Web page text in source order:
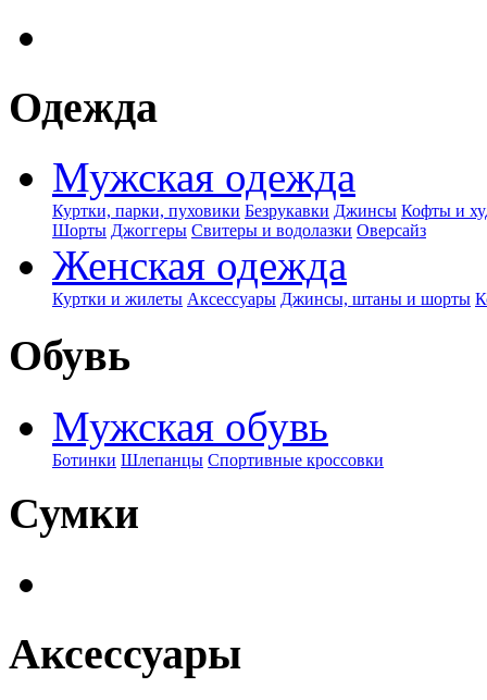
Одежда
Мужская одежда
Куртки, парки, пуховики Безрукавки Джинсы Кофты и
Шорты Джоггеры Свитеры и водолазки Оверсайз
Женская одежда
Куртки и жилеты Аксессуары Джинсы, штаны и шорты
Обувь
Мужская обувь
Ботинки Шлепанцы Спортивные кроссовки
Сумки
Аксессуары